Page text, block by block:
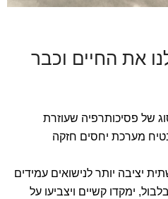
את החיים וכבר
סוג של פסיכותרפיה שעוזרת
מערכת יחסים חזקה
יציבה יותר לנישואים עמידים
ימקדו קשיים ויצביעו על